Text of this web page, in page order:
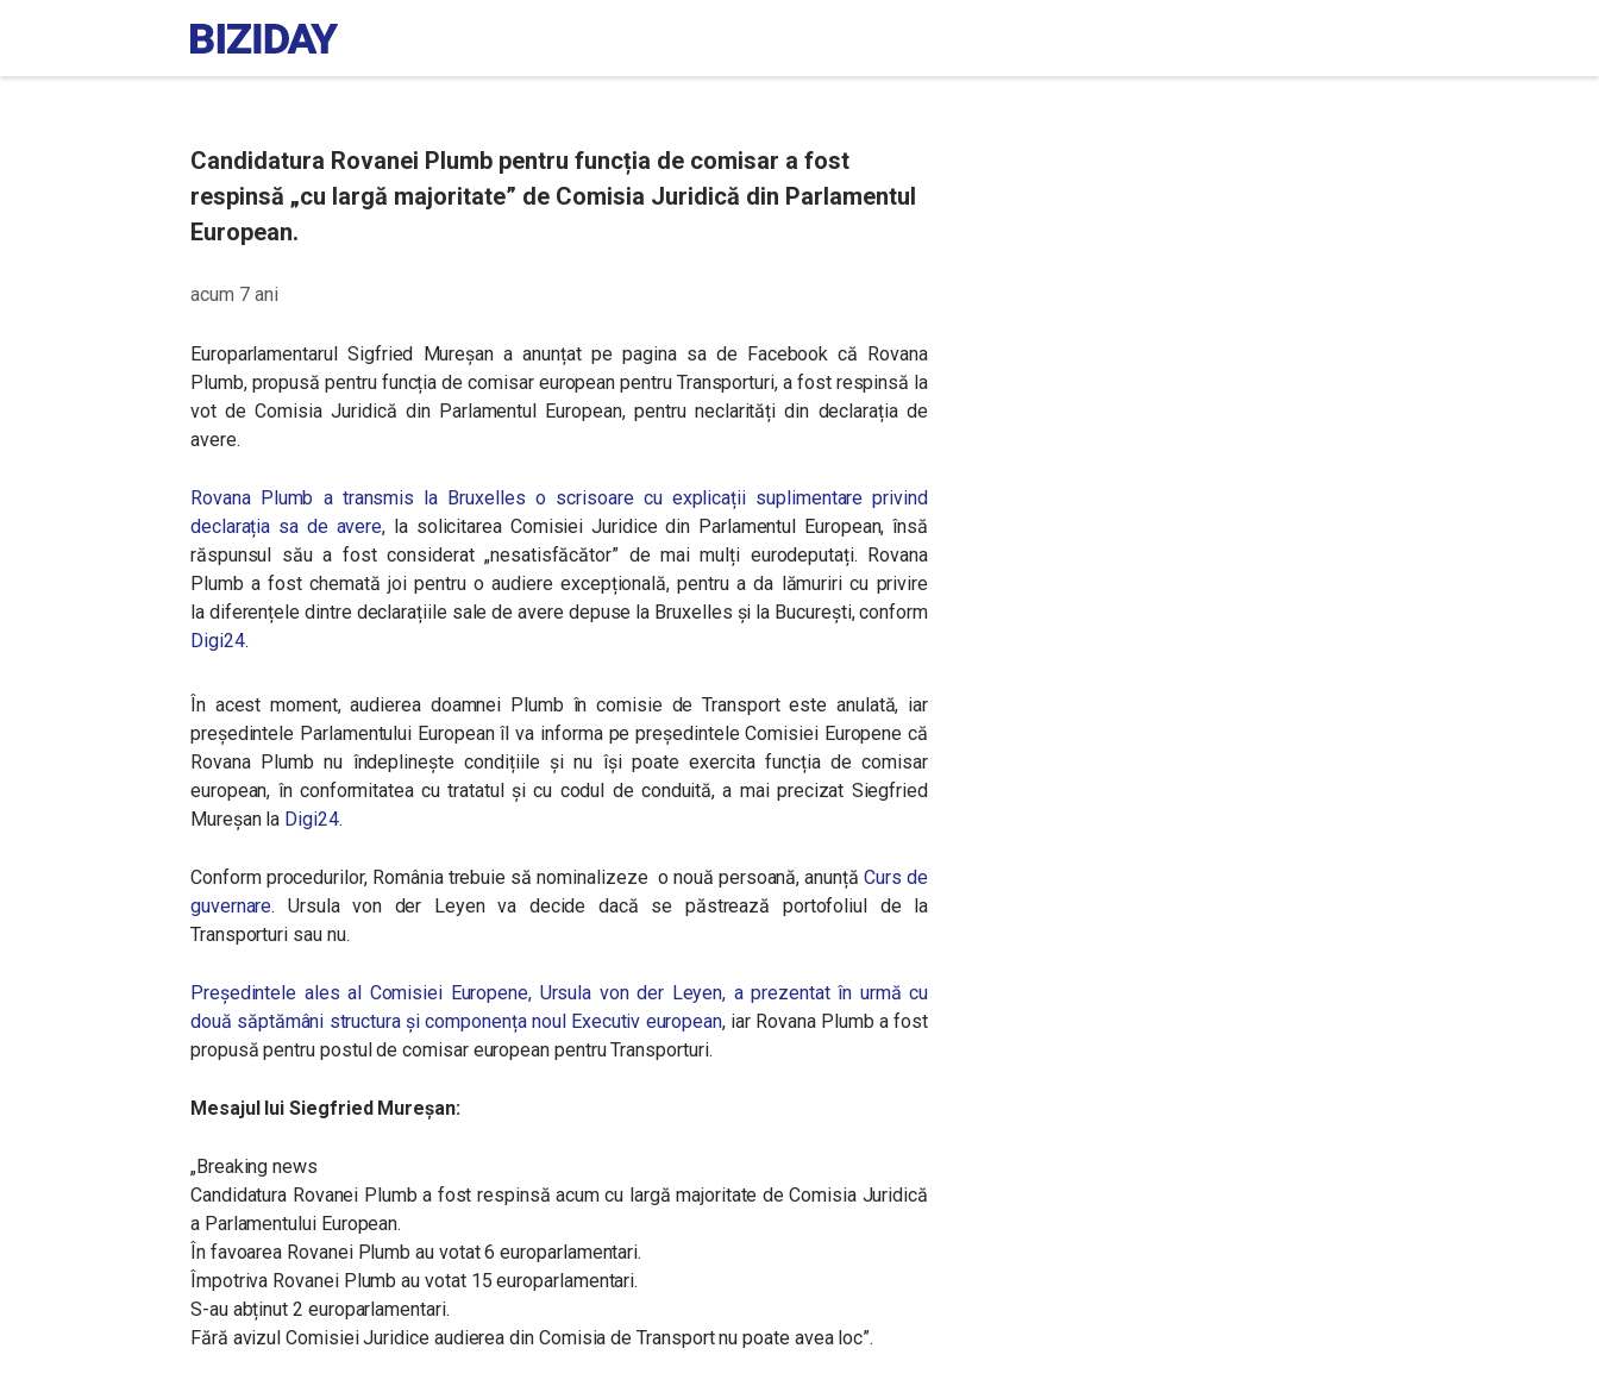
Candidatura Rovanei Plumb pentru funcția de comisar a fost
respinsă „cu largă majoritate” de Comisia Juridică din Parlamentul
European.
acum 7 ani
Europarlamentarul Sigfried Mureșan a anunțat pe pagina sa de Facebook că Rovana
Plumb, propusă pentru funcția de comisar european pentru Transporturi, a fost respinsă la
vot de Comisia Juridică din Parlamentul European, pentru neclarități din declarația de
avere.
Rovana Plumb a transmis la Bruxelles o scrisoare cu explicații suplimentare privind
declarația sa de avere, la solicitarea Comisiei Juridice din Parlamentul European, însă
răspunsul său a fost considerat „nesatisfăcător” de mai mulți eurodeputați. Rovana
Plumb a fost chemată joi pentru o audiere excepțională, pentru a da lămuriri cu privire
la diferențele dintre declarațiile sale de avere depuse la Bruxelles și la București, conform
Digi24.
În acest moment, audierea doamnei Plumb în comisie de Transport este anulată, iar
președintele Parlamentului European îl va informa pe președintele Comisiei Europene că
Rovana Plumb nu îndeplinește condițiile și nu își poate exercita funcția de comisar
european, în conformitatea cu tratatul și cu codul de conduită, a mai precizat Siegfried
Mureșan la Digi24.
Conform procedurilor, România trebuie să nominalizeze o nouă persoană, anunțăCurs de
guvernare. Ursula von der Leyen va decide dacă se păstrează portofoliul de la
Transporturi sau nu.
Președintele ales al Comisiei Europene, Ursula von der Leyen, a prezentat în urmă cu
două săptămâni structura și componența noul Executiv european, iar Rovana Plumb a fost
propusă pentru postul de comisar european pentru Transporturi.
Mesajul lui Siegfried Mureșan:
„Breaking news
Candidatura Rovanei Plumb a fost respinsă acum cu largă majoritate de Comisia Juridică
a Parlamentului European.
În favoarea Rovanei Plumb au votat 6 europarlamentari.
Împotriva Rovanei Plumb au votat 15 europarlamentari.
S-au abținut 2 europarlamentari.
Fără avizul Comisiei Juridice audierea din Comisia de Transport nu poate avea loc”.